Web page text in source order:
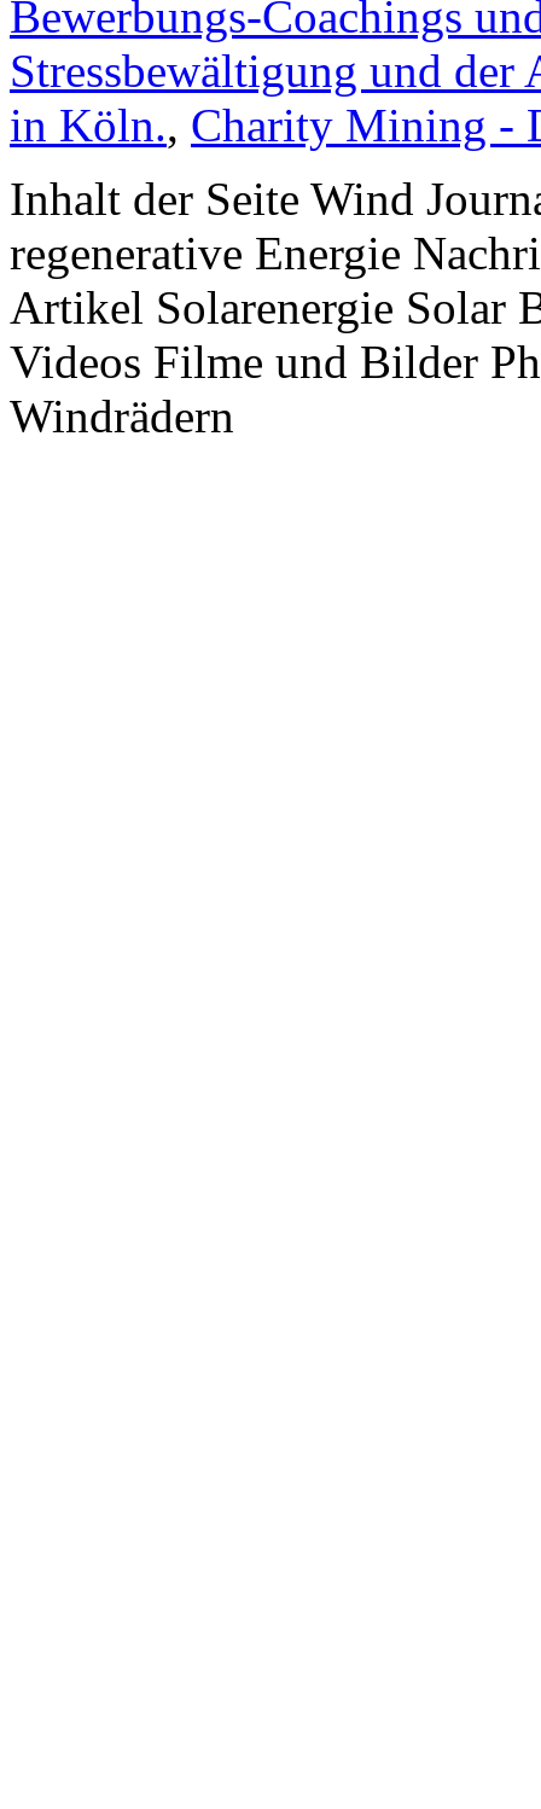
Bewerbungs-Coachings
Stressbewältigung und
in Köln., Charity Mining -
Inhalt der Seite Wind
regenerative Energie
Artikel Solarenergie Solar
Videos Filme und Bilder
Windrädern